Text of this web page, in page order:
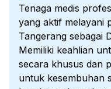
Tenaga medis
yang aktif melayani
Tangerang sebagai
Memiliki keahlian
secara khusus dan
untuk kesembuhan